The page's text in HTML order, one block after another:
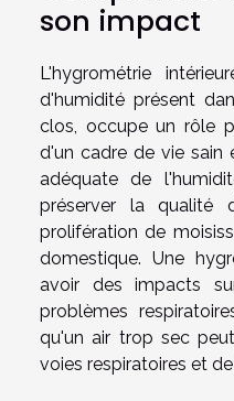
son impact
L'hygrométrie
d'humidité présent
clos, occupe un rôle
d'un cadre de vie sain
adéquate de
préserver la qualité
prolifération de
domestique. Une
avoir des impacts
problèmes
qu'un air trop sec
voies respiratoires et